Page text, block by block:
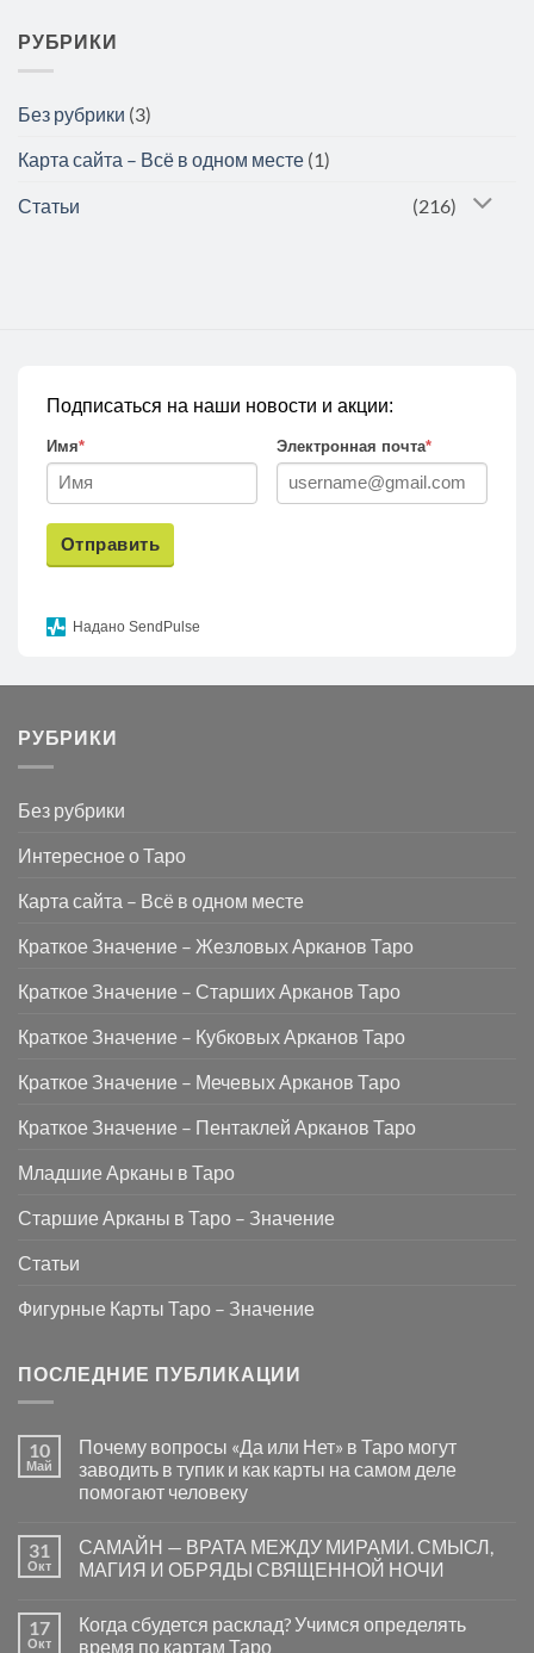
РУБРИКИ
Без рубрики (3)
Карта сайта – Всё в одном месте (1)
Статьи (216)
Подписаться на наши новости и акции:
Имя* Электронная почта*
Отправить
Надано SendPulse
РУБРИКИ
Без рубрики
Интересное о Таро
Карта сайта – Всё в одном месте
Краткое Значение – Жезловых Арканов Таро
Краткое Значение – Старших Арканов Таро
Краткое Значение – Кубковых Арканов Таро
Краткое Значение – Мечевых Арканов Таро
Краткое Значение – Пентаклей Арканов Таро
Младшие Арканы в Таро
Старшие Арканы в Таро – Значение
Статьи
Фигурные Карты Таро – Значение
ПОСЛЕДНИЕ ПУБЛИКАЦИИ
10
Май
Почему вопросы «Да или Нет» в Таро могут
заводить в тупик и как карты на самом деле
помогают человеку
записи
Почему
вопросы
Нет»
31
Окт
САМАЙН — ВРАТА МЕЖДУ МИРАМИ. СМЫСЛ,
МАГИЯ И ОБРЯДЫ СВЯЩЕННОЙ НОЧИ
записи
САМАЙН
17
Окт
Когда сбудется расклад? Учимся определять
время по картам Таро